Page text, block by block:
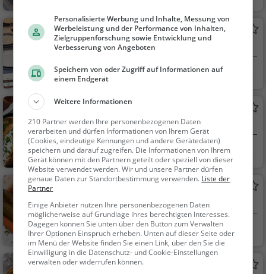
ch, Mittagessen, Abe
ndessen, Vegetarisc
Gasthaus Steinböck
Restaurant in St. Andrä-Wördern
St. Andrä-Wörder
n, Ö...
Restaurant, Aben
Heuriger Hüpfel
Restaurant in Zeiselmauer
Zeiselmauer, Öster
re...
Restaurant, Aben
dessen, Mittagessen,
Wein, Snacks / Geträ
Römerstuben Zeiselmauer
Restaurant in Zeiselmauer
Zeiselmauer, Öster
re...
Restaurant, Öster
reichisch, Regionalkü
che, Mittagessen, Ab
Restaurant Wasserskischule
Personalisierte Werbung und Inhalte, Messung von
Werbeleistung und der Performance von Inhalten,
Zielgruppenforschung sowie Entwicklung und
Verbesserung von Angeboten
Speichern von oder Zugriff auf Informationen auf
einem Endgerät
Weitere Informationen
210 Partner werden Ihre personenbezogenen Daten
verarbeiten und dürfen Informationen von Ihrem Gerät
(Cookies, eindeutige Kennungen und andere Gerätedaten)
speichern und darauf zugreifen. Die Informationen von Ihrem
Gerät können mit den Partnern geteilt oder speziell von dieser
Website verwendet werden. Wir und unsere Partner dürfen
genaue Daten zur Standortbestimmung verwenden. Liste der
Partner
Einige Anbieter nutzen Ihre personenbezogenen Daten
möglicherweise auf Grundlage ihres berechtigten Interesses.
Dagegen können Sie unten über den Button zum Verwalten
Ihrer Optionen Einspruch erheben. Unten auf dieser Seite oder
im Menü der Website finden Sie einen Link, über den Sie die
Einwilligung in die Datenschutz- und Cookie-Einstellungen
verwalten oder widerrufen können.